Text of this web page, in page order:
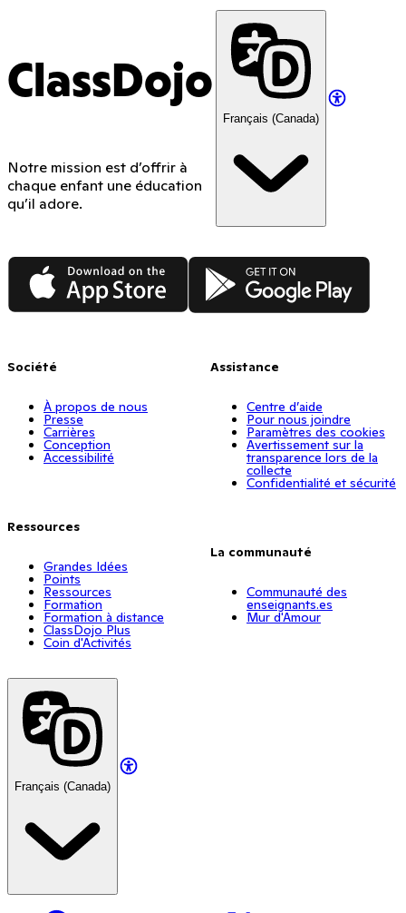
ClassDojo
Notre mission est d’offrir à
chaque enfant une éducation
qu’il adore.
Français (Canada)
App Store Google Play
Société
À propos de nous
Presse
Carrières
Conception
Accessibilité
Ressources
Grandes Idées
Points
Ressources
Formation
Formation à distance
ClassDojo Plus
Coin d'Activités
Assistance
Centre d’aide
Pour nous joindre
Paramètres des cookies
Avertissement sur la
transparence lors de la
collecte
Confidentialité et sécurité
La communauté
Communauté des
enseignants.es
Mur d'Amour
Français (Canada)